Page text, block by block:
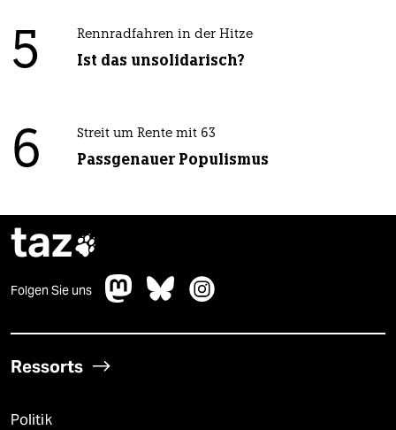
5 Rennradfahren in der Hitze
Ist das unsolidarisch?
6 Streit um Rente mit 63
Passgenauer Populismus
taz
Folgen Sie uns
Ressorts
Politik